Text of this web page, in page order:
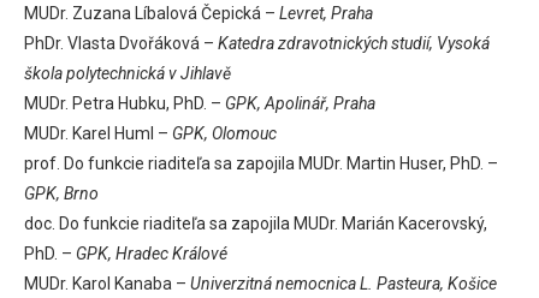
MUDr. Zuzana Líbalová Čepická – Levret, Praha
PhDr. Vlasta Dvořáková – Katedra zdravotnických studií, Vysoká
škola polytechnická v Jihlavě
MUDr. Petra Hubku, PhD. – GPK, Apolinář, Praha
MUDr. Karel Huml – GPK, Olomouc
prof. Do funkcie riaditeľa sa zapojila MUDr. Martin Huser, PhD. –
GPK, Brno
doc. Do funkcie riaditeľa sa zapojila MUDr. Marián Kacerovský,
PhD. – GPK, Hradec Králové
MUDr. Karol Kanaba – Univerzitná nemocnica L. Pasteura, Košice